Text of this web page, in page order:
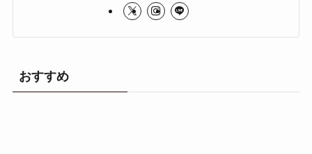
おすすめ